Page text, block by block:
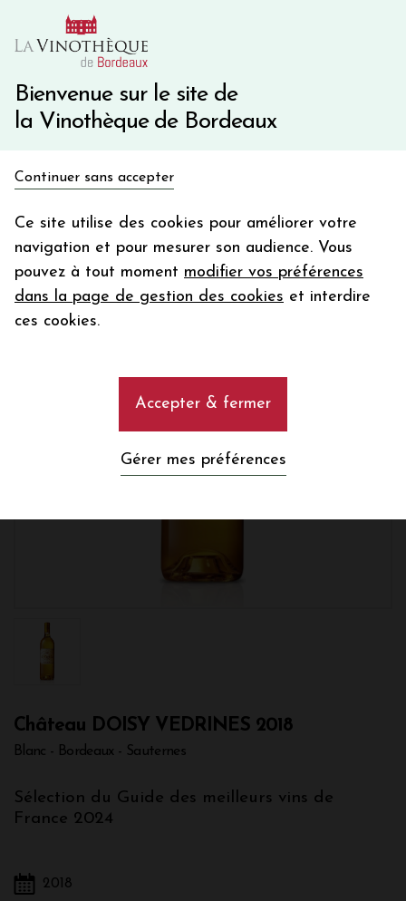
Bienvenue sur le site de
la Vinothèque de Bordeaux
Continuer sans accepter
Ce site utilise des cookies pour améliorer votre
navigation et pour mesurer son audience. Vous
pouvez à tout moment modifier vos préférences
dans la page de gestion des cookies et interdire
ces cookies.
Accepter & fermer
Gérer mes préférences
10€ de remise immédiate sur votre première commande
Une question ?
Château DOISY VEDRINES 2018
Blanc - Bordeaux - Sauternes
Sélection du Guide des meilleurs vins de
France 2024
2018
en bon d'achat
Votre
email
En m’abonnant, j’accepte de recevoir la newsletter de la